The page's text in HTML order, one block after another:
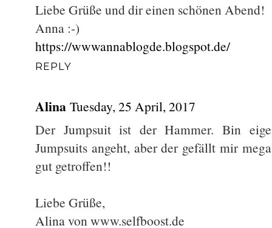
Liebe Grüße und dir einen schönen Abend!
Anna :-)
https://wwwannablogde.blogspot.de/
REPLY
Alina Tuesday, 25 April, 2017
Der Jumpsuit ist der Hammer. Bin
Jumpsuits angeht, aber der gefällt mir
gut getroffen!!
Liebe Grüße,
Alina von www.selfboost.de